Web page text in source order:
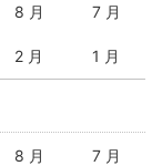
8 月 7 月
2 月 1 月
8 月 7 月